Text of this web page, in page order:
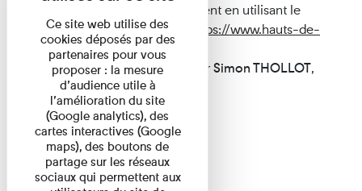
le service de presse du Département en utilisant le
formulaire de contact suivant :
https://www.hauts-de-
seine.fr/contact-service-presse
Vous pouvez également contacterSimon THOLLOT,
attaché de presse :
Tél : 01 47 29 32 32
Mail :sthollot@hauts-de-seine.fr
Ce site web utilise des
cookies déposés par des
partenaires pour vous
proposer : la mesure
d’audience utile à
l’amélioration du site
(Google analytics), des
cartes interactives (Google
maps), des boutons de
partage sur les réseaux
sociaux qui permettent aux